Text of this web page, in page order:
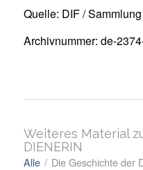
Quelle: DIF /
Archivnummer: de-
Weiteres Material
DIENERIN
Alle / Die Geschichte der